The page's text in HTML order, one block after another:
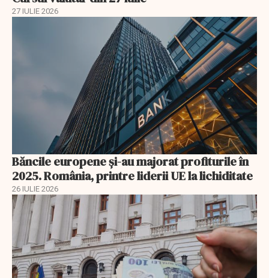
27 IULIE 2026
Băncile europene și-au majorat profiturile în
2025. România, printre liderii UE la lichiditate
26 IULIE 2026